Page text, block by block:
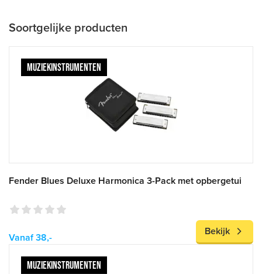
Soortgelijke producten
MUZIEKINSTRUMENTEN
Fender Blues Deluxe Harmonica 3-Pack met opbergetui
Vanaf 38,-
Bekijk
MUZIEKINSTRUMENTEN